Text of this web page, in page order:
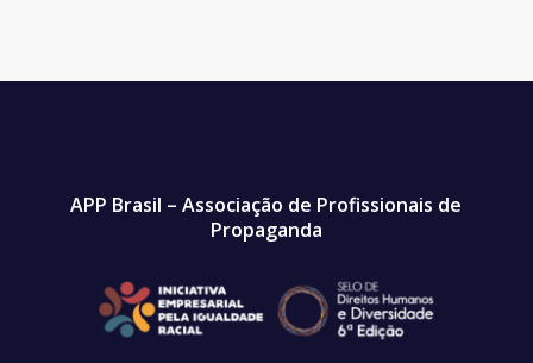
APP Brasil – Associação de Profissionais de
Propaganda